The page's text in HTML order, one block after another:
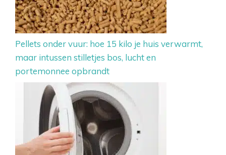
Pellets onder vuur: hoe 15 kilo je huis verwarmt,
maar intussen stilletjes bos, lucht en
portemonnee opbrandt